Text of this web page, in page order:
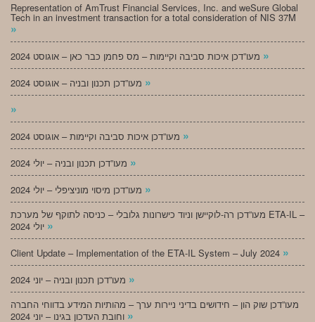
Representation of AmTrust Financial Services, Inc. and weSure Global
Tech in an investment transaction for a total consideration of NIS 37M
»
»
»
»
»
»
»
מעו”דכן רה-לוקיישן וניוד כישרונות גלובלי – כניסה לתוקף של מערכת ETA-IL –
»
Client Update – Implementation of the ETA-IL System – July 2024 »
»
מעו”דכן שוק הון – חידושים בדיני ניירות ערך – מהותיות המידע בדווחי החברה
»